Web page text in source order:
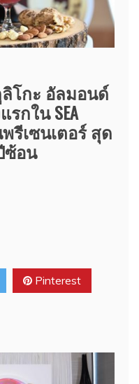
โกะ อัลมอนด์
กใน SEA
รีเซนเตอร์ สุด
ซ้อน
Pinterest